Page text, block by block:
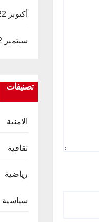
أكتوبر 2022
سبتمبر 2022
تصنيفات
الامنية
ثقافية
رياضية
سياسية